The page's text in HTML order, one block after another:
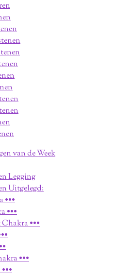
van de Week
Legging
Uitgelegd:
•••
•••
•••
•••